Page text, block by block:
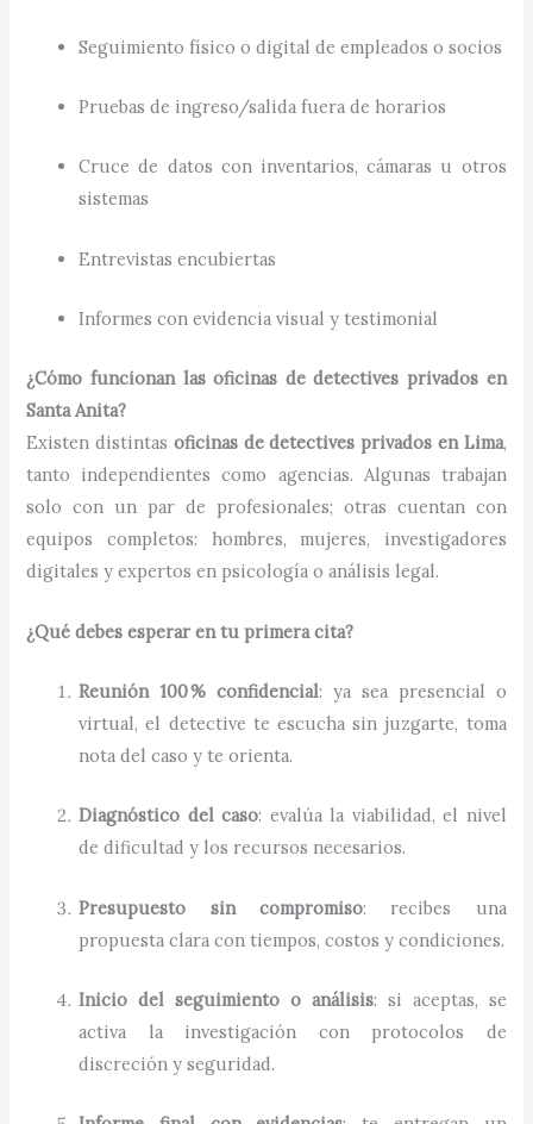
Seguimiento físico o digital de empleados o socios
Pruebas de ingreso/salida fuera de horarios
Cruce de datos con inventarios, cámaras u otros
sistemas
Entrevistas encubiertas
Informes con evidencia visual y testimonial
¿Cómo funcionan las oficinas de detectives privados en
Santa Anita?
Existen distintas oficinas de detectives privados en Lima,
tanto independientes como agencias. Algunas trabajan
solo con un par de profesionales; otras cuentan con
equipos completos: hombres, mujeres, investigadores
digitales y expertos en psicología o análisis legal.
¿Qué debes esperar en tu primera cita?
Reunión 100 % confidencial: ya sea presencial o
virtual, el detective te escucha sin juzgarte, toma
nota del caso y te orienta.
Diagnóstico del caso: evalúa la viabilidad, el nivel
de dificultad y los recursos necesarios.
Presupuesto sin compromiso: recibes una
propuesta clara con tiempos, costos y condiciones.
Inicio del seguimiento o análisis: si aceptas, se
activa la investigación con protocolos de
discreción y seguridad.